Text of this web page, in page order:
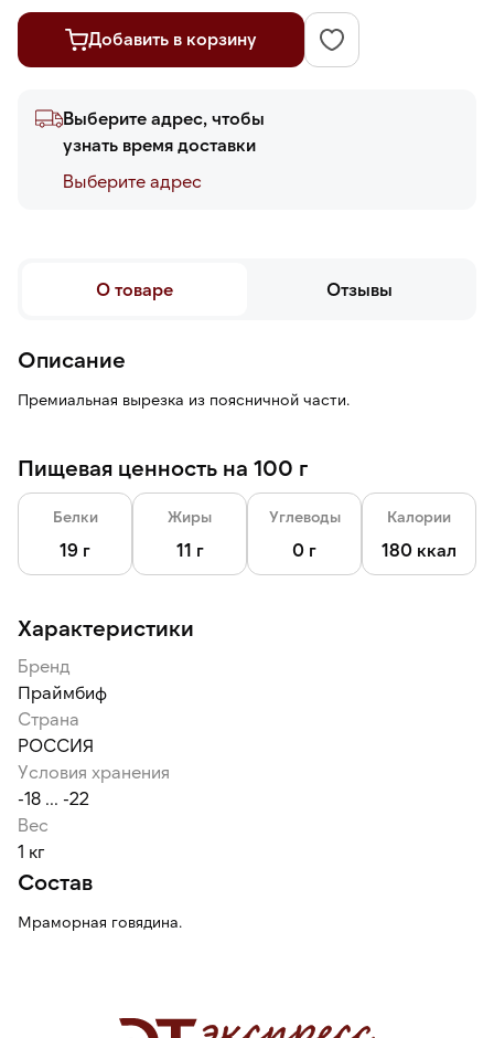
Добавить в корзину
Выберите адрес, чтобы
узнать время доставки
Выберите адреc
О товаре Отзывы
Описание
Премиальная вырезка из поясничной части.
Пищевая ценность на 100 г
Белки
19 г
Жиры
11 г
Углеводы
0 г
Калории
180 ккал
Характеристики
Бренд
Праймбиф
Страна
РОССИЯ
Условия хранения
-18 ... -22
Вес
1 кг
Состав
Мраморная говядина.